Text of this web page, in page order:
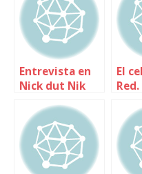
Entrevista en
Nick dut Nik
El
o